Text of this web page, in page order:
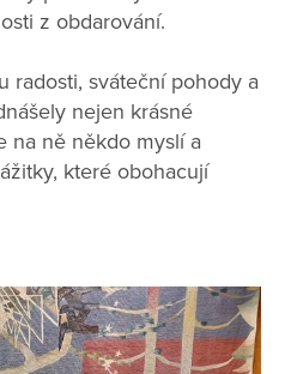
z obdarování.
radosti, sváteční pohody a
nejen krásné
na ně někdo myslí a
které obohacují